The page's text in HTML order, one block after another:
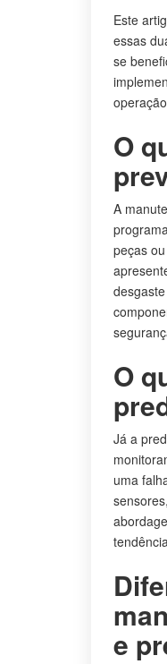
Este
essas
se
O
A
peças
O
Já a
uma
e